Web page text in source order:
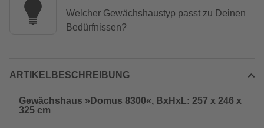
Welcher Gewächshaustyp passt zu Deinen
Bedürfnissen?
ARTIKELBESCHREIBUNG
Gewächshaus »Domus 8300«, BxHxL: 257 x 246 x
325 cm